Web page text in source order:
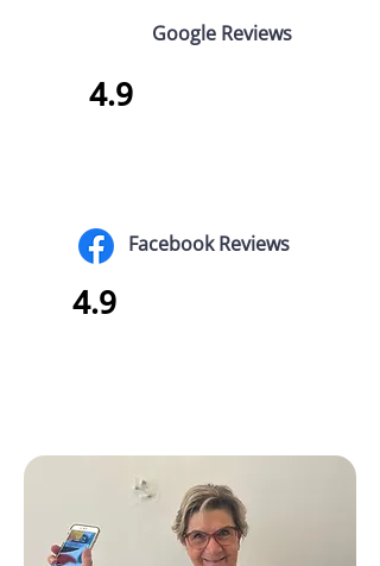
Google Reviews
4.9
Facebook Reviews
4.9